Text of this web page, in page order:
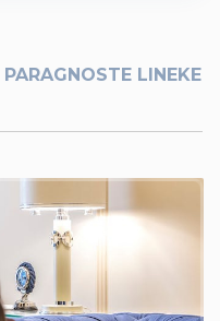
PARAGNOSTE LINEKE